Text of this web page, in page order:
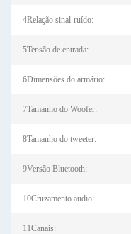
4Relação sinal-ruído:
5Tensão de entrada:
6Dimensões do armário:
7Tamanho do Woofer:
8Tamanho do tweeter:
9Versão Bluetooth:
10Cruzamento audio:
11Canais: